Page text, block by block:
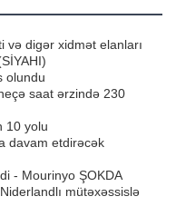
və digər xidmət elanları
olundu
saat ərzində 230
10 yolu
davam etdirəcək
- Mourinyo ŞOKDA
mütəxəssislə